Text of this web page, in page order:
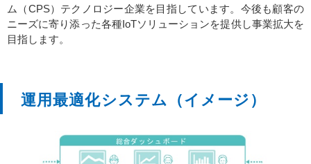
ム（CPS）テクノロジー企業を目指しています。今後も顧客の
ニーズに寄り添った各種IoTソリューションを提供し事業拡大を
目指します。
運用最適化システム（イメージ）